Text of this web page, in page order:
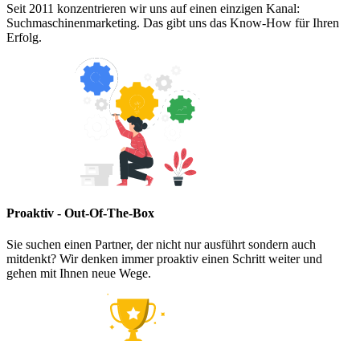
Seit 2011 konzentrieren wir uns auf einen einzigen Kanal:
Suchmaschinenmarketing. Das gibt uns das Know-How für Ihren
Erfolg.
Proaktiv - Out-Of-The-Box
Sie suchen einen Partner, der nicht nur ausführt sondern auch
mitdenkt? Wir denken immer proaktiv einen Schritt weiter und
gehen mit Ihnen neue Wege.